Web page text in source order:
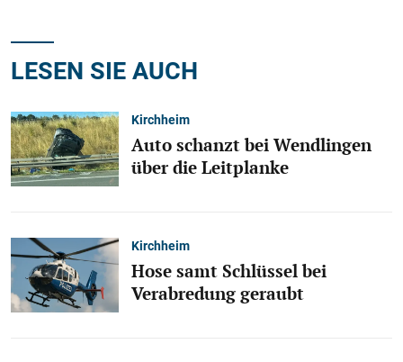
LESEN SIE AUCH
Kirchheim
Auto schanzt bei Wendlingen
über die Leitplanke
Kirchheim
Hose samt Schlüssel bei
Verabredung geraubt